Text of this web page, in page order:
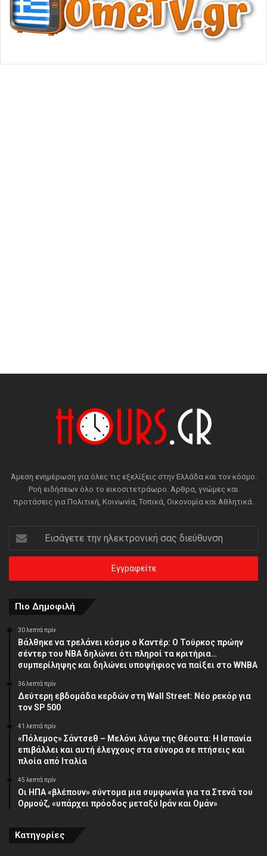
Άμεση ενημέρωση για όλες τις εξελίξεις στην Ελλάδα και τον κόσμο.
Ροή ειδήσεων όλο το εικοσιτετράωρο. Άρθρα, γνώμες και
προτάσεις για Πολιτική, Κοινωνία, Τοπικά, Οικονομία και Αθλητικά.
Εισάγετε
την
ηλεκτρονική
διεύθυνση
Πιο Δημοφιλή
30 λεπτά πρίν
Βάλθηκε να τρελάνει κόσμο ο Καντέρ: Ο Τούρκος πρώην
σέντερ του NBA δηλώνει ότι πληροί τα κριτήρια…
συμπερίληψης και δηλώνει υποψήφιος να παίξει στο WNBA
36 λεπτά πρίν
Δεύτερη εβδομάδα κερδών στη Wall Street: Νέο ρεκόρ για
τον SP 500
41 λεπτά πρίν
«Πόλεμος» Σάντσεθ – Μελόνι λόγω της Θέουτα: Η Ισπανία
επιβάλλει και αυτή έλεγχους στα σύνορα σε πτήσεις και
πλοία από Ιταλία
45 λεπτά πρίν
Οι ΗΠΑ «βλέπουν» σύντομα μια συμφωνία για τα Στενά του
Ορμούζ, «υπάρχει πρόοδος μεταξύ Ιράν και Ομάν»
Κατηγορίες